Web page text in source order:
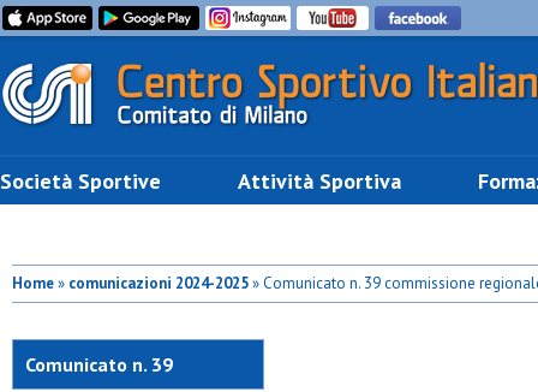
Società Sportive Attività Sportiva
Home» comunicazioni 2024-2025» Comunicato n. 39 commissione
Comunicato n. 39